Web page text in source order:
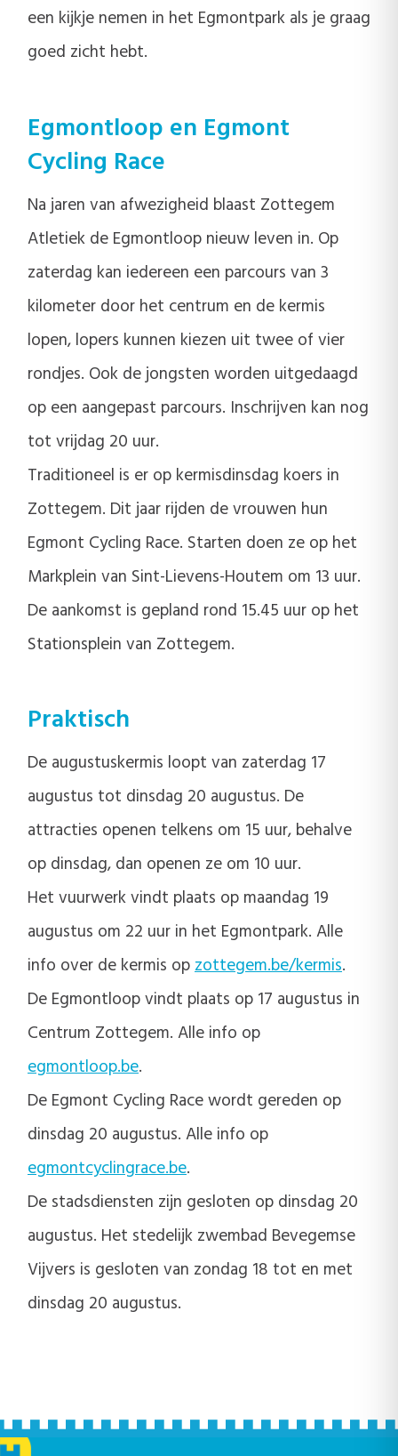
een kijkje nemen in het Egmontpark als je graag
goed zicht hebt.
Egmontloop en Egmont
Cycling Race
Na jaren van afwezigheid blaast Zottegem
Atletiek de Egmontloop nieuw leven in. Op
zaterdag kan iedereen een parcours van 3
kilometer door het centrum en de kermis
lopen, lopers kunnen kiezen uit twee of vier
rondjes. Ook de jongsten worden uitgedaagd
op een aangepast parcours. Inschrijven kan nog
tot vrijdag 20 uur.
Traditioneel is er op kermisdinsdag koers in
Zottegem. Dit jaar rijden de vrouwen hun
Egmont Cycling Race. Starten doen ze op het
Markplein van Sint-Lievens-Houtem om 13 uur.
De aankomst is gepland rond 15.45 uur op het
Stationsplein van Zottegem.
Praktisch
De augustuskermis loopt van zaterdag 17
augustus tot dinsdag 20 augustus. De
attracties openen telkens om 15 uur, behalve
op dinsdag, dan openen ze om 10 uur.
Het vuurwerk vindt plaats op maandag 19
augustus om 22 uur in het Egmontpark. Alle
info over de kermis opzottegem.be/kermis.
De Egmontloop vindt plaats op 17 augustus in
Centrum Zottegem. Alle info op
egmontloop.be.
De Egmont Cycling Race wordt gereden op
dinsdag 20 augustus. Alle info op
egmontcyclingrace.be.
De stadsdiensten zijn gesloten op dinsdag 20
augustus. Het stedelijk zwembad Bevegemse
Vijvers is gesloten van zondag 18 tot en met
dinsdag 20 augustus.